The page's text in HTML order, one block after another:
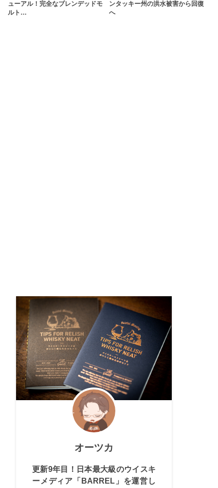
ューアル！完全なブレンデッドモ
ルト…
ンタッキー州の洪水被害から回復
へ
オーツカ
更新9年目！日本最大級のウイスキ
ーメディア「BARREL」を運営し